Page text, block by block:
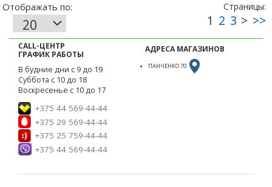
CALL-ЦЕНТР
ГРАФИК РАБОТЫ
В будние дни с 9 до 19
Суббота с 10 до 18
Воскресенье с 10 до 17
+375 44 569-44-44
+375 29 569-44-44
+375 25 759-44-44
+375 44 569-44-44
АДРЕСА МАГАЗИНОВ
ПАНЧЕНКО 70